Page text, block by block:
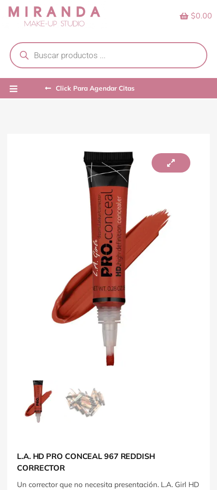
Skip
search
$0.00
Click Para Agendar Citas
L.A. HD PRO CONCEAL 967 REDDISH
CORRECTOR
Un corrector que no necesita presentación. L.A. Girl HD